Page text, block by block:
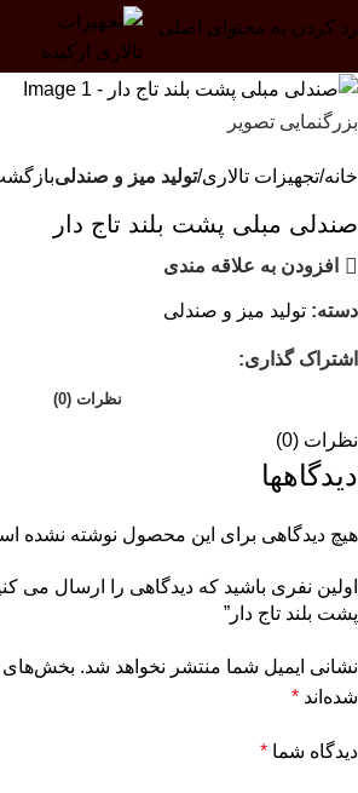
رد کردن به محتوای اصلی
بزرگنمایی تصویر
خانه تجهیزات تالاری تولید میز و صندلی
صندلی مبلی پشت بلند تاج دار
افزودن به علاقه مندی
دسته: تولید میز و صندلی
اشتراک گذاری:
نظرات (0)
نظرات (0)
دیدگاهها
هیچ دیدگاهی برای این محصول نوشته نشده
اولین نفری باشید که دیدگاهی را ارسال می
پشت بلند تاج دار”
نشانی ایمیل شما منتشر نخواهد شد. بخش‌های
شده‌اند *
دیدگاه شما *